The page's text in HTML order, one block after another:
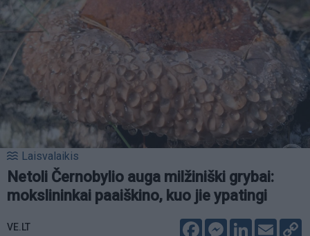
Laisvalaikis
Netoli Černobylio auga milžiniški grybai:
mokslininkai paaiškino, kuo jie ypatingi
VE.LT
FacebookMessenger
LinkedIn
Email